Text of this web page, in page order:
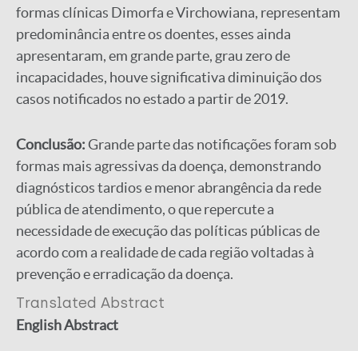
formas clínicas Dimorfa e Virchowiana, representam
predominância entre os doentes, esses ainda
apresentaram, em grande parte, grau zero de
incapacidades, houve significativa diminuição dos
casos notificados no estado a partir de 2019.
Conclusão:Grande parte das notificações foram sob
formas mais agressivas da doença, demonstrando
diagnósticos tardios e menor abrangência da rede
pública de atendimento, o que repercute a
necessidade de execução das políticas públicas de
acordo com a realidade de cada região voltadas à
prevenção e erradicação da doença.
Translated Abstract
English Abstract